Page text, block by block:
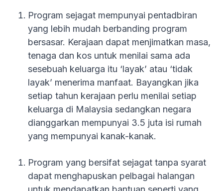
Program sejagat mempunyai pentadbiran
yang lebih mudah berbanding program
bersasar. Kerajaan dapat menjimatkan masa,
tenaga dan kos untuk menilai sama ada
sesebuah keluarga itu ‘layak’ atau ‘tidak
layak’ menerima manfaat. Bayangkan jika
setiap tahun kerajaan perlu menilai setiap
keluarga di Malaysia sedangkan negara
dianggarkan mempunyai 3.5 juta isi rumah
yang mempunyai kanak-kanak.
Program yang bersifat sejagat tanpa syarat
dapat menghapuskan pelbagai halangan